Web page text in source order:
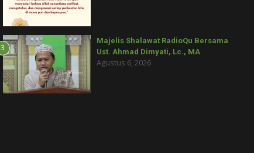
3
Majelis Shalawat RadioQu Bersama
Ust. Ahmad Dimyati, Lc., MA
Agustus 6, 2026